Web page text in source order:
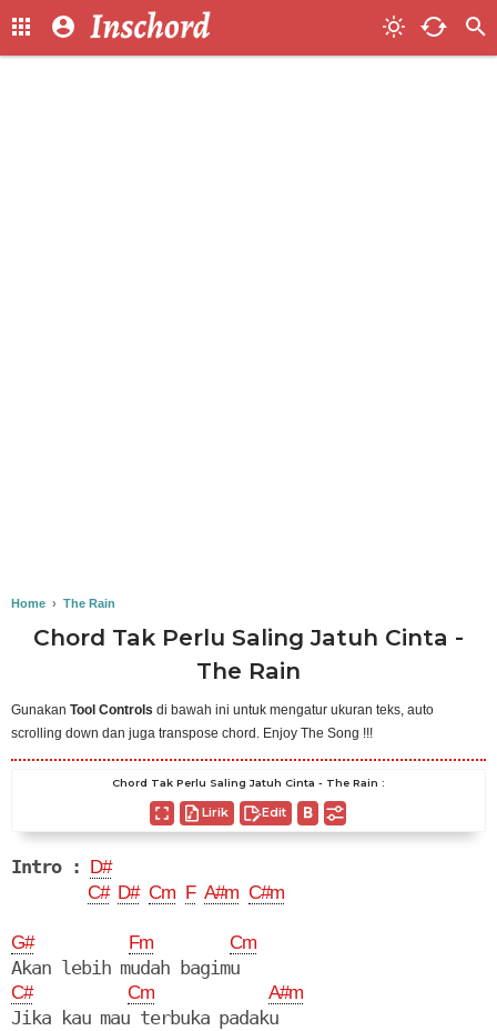
Home › The Rain
Chord Tak Perlu Saling Jatuh Cinta -
The Rain
Gunakan Tool Controls di bawah ini untuk mengatur ukuran teks, auto
scrolling down dan juga transpose chord. Enjoy The Song !!!
Chord Tak Perlu Saling Jatuh Cinta - The Rain :
Lirik Edit
Intro : D#
C# D# Cm F A#m C#m
G# Fm Cm
Akan lebih mudah bagimu
C# Cm A#m
Jika kau mau terbuka padaku